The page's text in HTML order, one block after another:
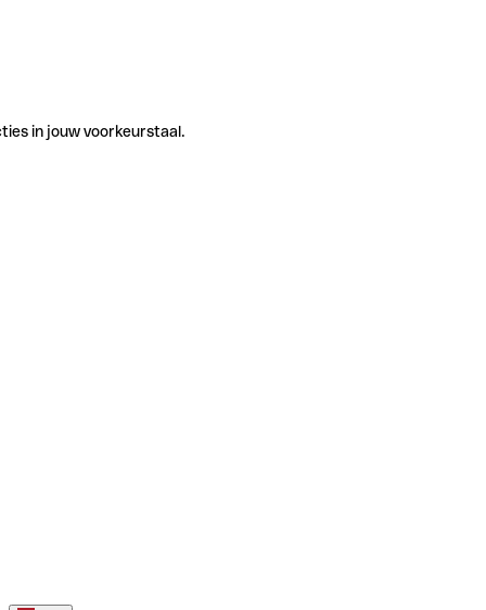
in jouw voorkeurstaal.